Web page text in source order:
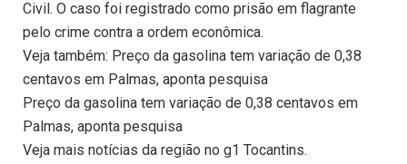
Civil. O caso foi registrado como prisão em flagrante
pelo crime contra a ordem econômica.
Veja também: Preço da gasolina tem variação de 0,38
centavos em Palmas, aponta pesquisa
Preço da gasolina tem variação de 0,38 centavos em
Palmas, aponta pesquisa
Veja mais notícias da região no g1 Tocantins.